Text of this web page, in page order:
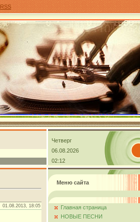
RSS
Четверг
06.08.2026
02:12
01.08.2013, 18:05
Меню сайта
Главная страница
НОВЫЕ ПЕСНИ